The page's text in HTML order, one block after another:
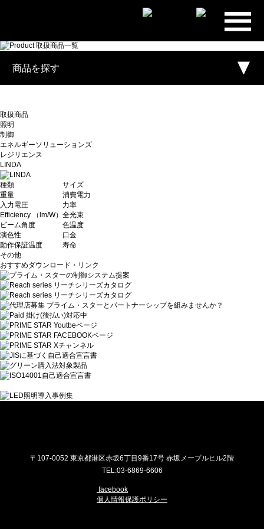
プライ
ム・スタ
社
商品を探す
取扱商品
照明
制御
エネルギーソリューションズ
レジリエンス
LINDA
種類
サイズ
重量
消費電力
入力電圧
力率
Efficiency （lm/W） 全光束
ビーム角度
色温度
演色性
口金
動作保証温度
寿命
その他
おすすめダウンロード・リンク
〒107-0052 東京都港区赤坂6丁目9番17号 赤坂メープルヒル2階
TEL:03-6869-6606
facebook
個人情報保護ポリシー